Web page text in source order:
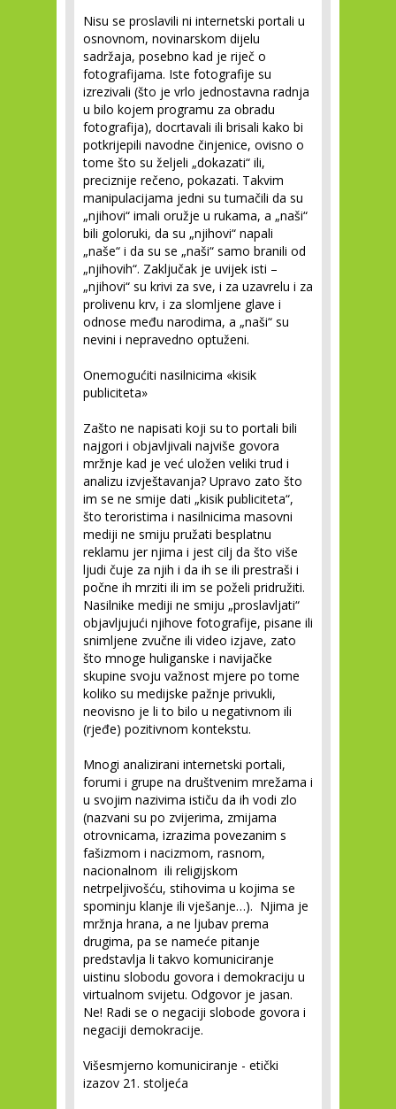
Nisu se proslavili ni internetski portali u
osnovnom, novinarskom dijelu
sadržaja, posebno kad je riječ o
fotografijama. Iste fotografije su
izrezivali (što je vrlo jednostavna radnja
u bilo kojem programu za obradu
fotografija), docrtavali ili brisali kako bi
potkrijepili navodne činjenice, ovisno o
tome što su željeli „dokazati“ ili,
preciznije rečeno, pokazati. Takvim
manipulacijama jedni su tumačili da su
„njihovi“ imali oružje u rukama, a „naši“
bili goloruki, da su „njihovi“ napali
„naše“ i da su se „naši“ samo branili od
„njihovih“. Zaključak je uvijek isti –
„njihovi“ su krivi za sve, i za uzavrelu i za
prolivenu krv, i za slomljene glave i
odnose među narodima, a „naši“ su
nevini i nepravedno optuženi.
Onemogućiti nasilnicima «kisik
publiciteta»
Zašto ne napisati koji su to portali bili
najgori i objavljivali najviše govora
mržnje kad je već uložen veliki trud i
analizu izvještavanja? Upravo zato što
im se ne smije dati „kisik publiciteta“,
što teroristima i nasilnicima masovni
mediji ne smiju pružati besplatnu
reklamu jer njima i jest cilj da što više
ljudi čuje za njih i da ih se ili prestraši i
počne ih mrziti ili im se poželi pridružiti.
Nasilnike mediji ne smiju „proslavljati“
objavljujući njihove fotografije, pisane ili
snimljene zvučne ili video izjave, zato
što mnoge huliganske i navijačke
skupine svoju važnost mjere po tome
koliko su medijske pažnje privukli,
neovisno je li to bilo u negativnom ili
(rjeđe) pozitivnom kontekstu.
Mnogi analizirani internetski portali,
forumi i grupe na društvenim mrežama i
u svojim nazivima ističu da ih vodi zlo
(nazvani su po zvijerima, zmijama
otrovnicama, izrazima povezanim s
fašizmom i nacizmom, rasnom,
nacionalnom ili religijskom
netrpeljivošću, stihovima u kojima se
spominju klanje ili vješanje…). Njima je
mržnja hrana, a ne ljubav prema
drugima, pa se nameće pitanje
predstavlja li takvo komuniciranje
uistinu slobodu govora i demokraciju u
virtualnom svijetu. Odgovor je jasan.
Ne! Radi se o negaciji slobode govora i
negaciji demokracije.
Višesmjerno komuniciranje - etički
izazov 21. stoljeća